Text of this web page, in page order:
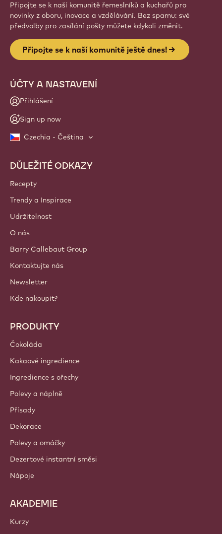
Připojte se k naší komunitě řemeslníků a kuchařů pro
novinky z oboru, inovace a vzdělávání. Bez spamu: své
předvolby pro zasílání pošty můžete kdykoli změnit.
Připojte se k naší komunitě ještě dnes!
ÚČTY A NASTAVENÍ
Přihlášení
Sign up now
Czechia - Čeština
Footer
Callebaut
DŮLEŽITÉ ODKAZY
Recepty
Trendy a Inspirace
Udržitelnost
O nás
Barry Callebaut Group
Kontaktujte nás
Newsletter
Kde nakoupit?
PRODUKTY
Čokoláda
Kakaové ingredience
Ingredience s ořechy
Polevy a náplně
Přísady
Dekorace
Polevy a omáčky
Dezertové instantní směsi
Nápoje
AKADEMIE
Kurzy